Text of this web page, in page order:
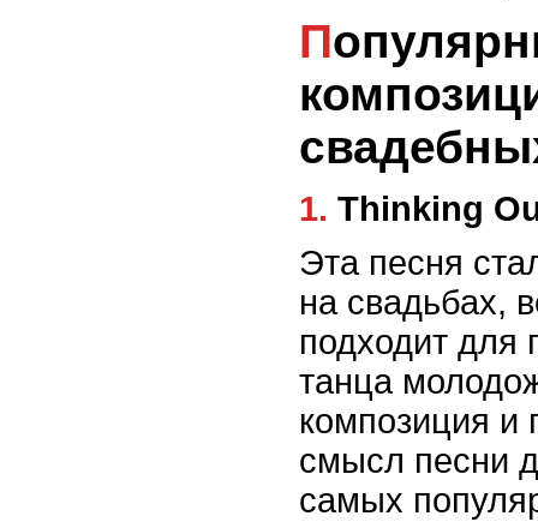
Популярные
1. Thinking
Эта песня
на свадьбах,
подходит для
танца
композиция и
смысл песни
самых